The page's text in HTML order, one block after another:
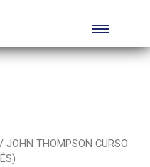
/ JOHN THOMPSON CURSO